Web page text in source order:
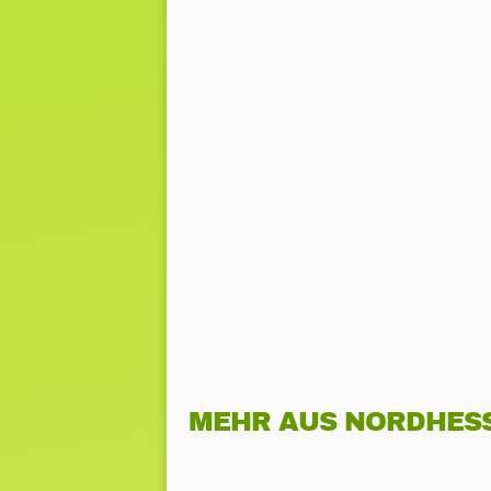
MEHR AUS